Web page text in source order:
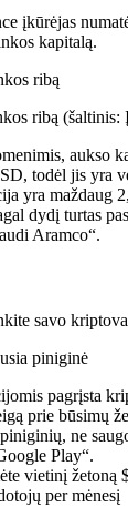
įkūrėjas
kapitalą.
ribą (šaltinis:
aukso
todėl jis yra
yra maždaug
dydį turtas
Aramco“.
savo
pagrįsta
prie būsimų
ne
Play“.
vietinį žetoną
per mėnesį